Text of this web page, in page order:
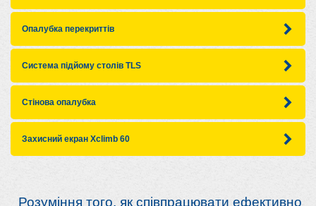
Опалубка перекриттів
Система підйому столів TLS
Стінова опалубка
Захисний екран Xclimb 60
_Розуміння того, як співпрацювати ефективно